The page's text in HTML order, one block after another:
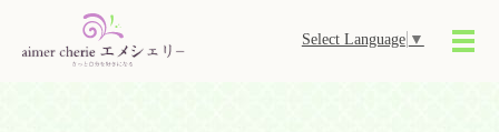
Select Language ▼
メ